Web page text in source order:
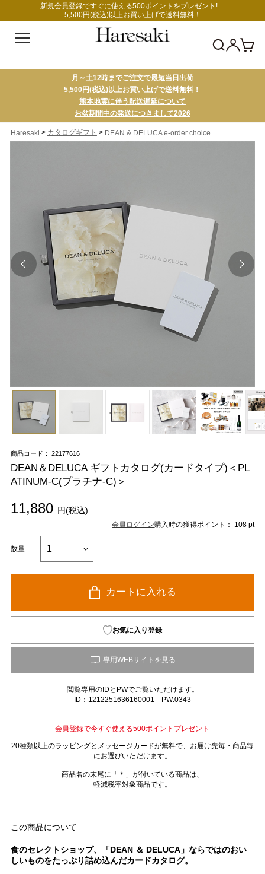
新規会員登録ですぐに使える500ポイントをプレゼント!
5,500円(税込)以上お買い上げで送料無料！
月～土12時までご注文で最短当日出荷
5,500円(税込)以上お買い上げで送料無料！
熊本地震に伴う配送遅延について
お盆期間中の発送につきまして2026
Haresaki > カタログギフト > DEAN & DELUCA e-order choice
商品コード： 22177616
DEAN＆DELUCA ギフトカタログ(カードタイプ)＜PL
ATINUM-C(プラチナ-C)＞
11,880 円(税込)
会員ログイン購入時の獲得ポイント： 108 pt
数量
カートに入れる
お気に入り登録
閲覧専用のIDとPWでご覧いただけます。
ID：1212251636160001 PW:0343
会員登録で今すぐ使える500ポイントプレゼント
20種類以上のラッピングとメッセージカードが無料で、お届け先毎・商品毎
にお選びいただけます。
商品名の末尾に「＊」が付いている商品は、
軽減税率対象商品です。
この商品について
食のセレクトショップ、「DEAN ＆ DELUCA」ならではのおい
しいものをたっぷり詰め込んだカードカタログ。